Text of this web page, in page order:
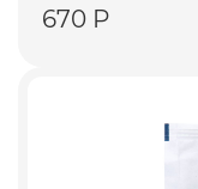
670 Р